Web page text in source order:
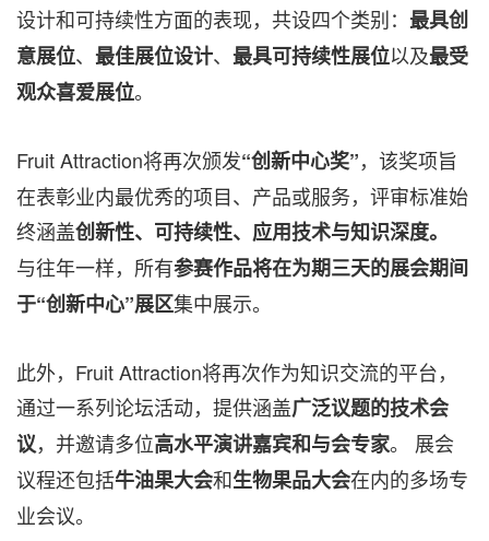
设计和可持续性方面的表现，共设四个类别： 最具创
意展位、 最佳展位设计、 最具可持续性展位以及最受
观众喜爱展位。
Fruit Attraction将再次颁发“创新中心奖”，该奖项旨
在表彰业内最优秀的项目、产品或服务，评审标准始
终涵盖创新性、可持续性、应用技术与知识深度。
与往年一样，所有参赛作品将在为期三天的展会期间
于“创新中心”展区集中展示。
此外，Fruit Attraction将再次作为知识交流的平台，
通过一系列论坛活动，提供涵盖广泛议题的技术会
议，并邀请多位高水平演讲嘉宾和与会专家。 展会
议程还包括牛油果大会和生物果品大会在内的多场专
业会议。